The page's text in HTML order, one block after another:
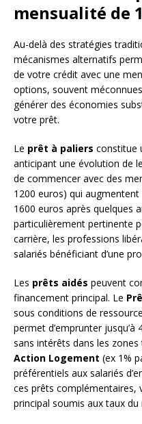
mensualité de
Au-delà des stratégies
mécanismes alternatifs
de votre crédit avec une
options, souvent
générer des économies
votre prêt.
Le prêt à paliers constitue
anticipant une évolution de
de commencer avec des
1200 euros) qui
1600 euros après quelques
particulièrement pertinente
carrière, les professions
salariés bénéficiant d’une
Les prêts aidés peuvent
financement principal. Le
sous conditions de
permet d’emprunter jusqu’à
sans intérêts dans les
Action Logement (ex 1%
préférentiels aux salariés
ces prêts complémentaires,
principal soumis aux taux du